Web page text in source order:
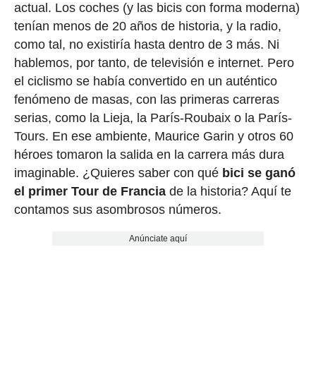
actual. Los coches (y las bicis con forma moderna)
tenían menos de 20 años de historia, y la radio,
como tal, no existiría hasta dentro de 3 más. Ni
hablemos, por tanto, de televisión e internet. Pero
el ciclismo se había convertido en un auténtico
fenómeno de masas, con las primeras carreras
serias, como la Lieja, la París-Roubaix o la París-
Tours. En ese ambiente, Maurice Garin y otros 60
héroes tomaron la salida en la carrera más dura
imaginable. ¿Quieres saber con qué bici se ganó
el primer Tour de Franciade la historia? Aquí te
contamos sus asombrosos números.
Anúnciate aquí